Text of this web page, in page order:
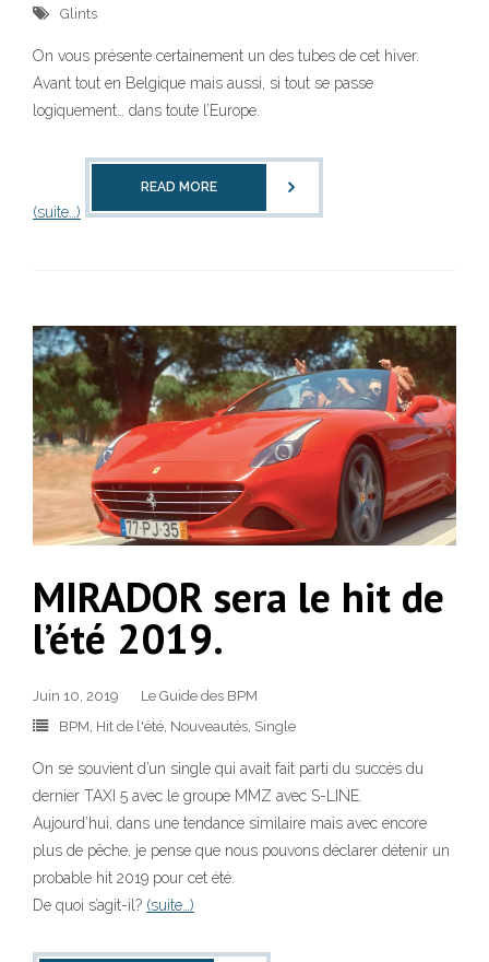
Glints
On vous présente certainement un des tubes de cet hiver.
Avant tout en Belgique mais aussi, si tout se passe
logiquement… dans toute l’Europe.
(suite…)
READ MORE
MIRADOR sera le hit de
l’été 2019.
Juin 10, 2019
Le Guide des BPM
BPM, Hit de l'été, Nouveautés, Single
On se souvient d’un single qui avait fait parti du succès du
dernier TAXI 5 avec le groupe MMZ avec S-LINE.
Aujourd’hui, dans une tendance similaire mais avec encore
plus de pêche, je pense que nous pouvons déclarer détenir un
probable hit 2019 pour cet été.
De quoi s’agit-il? (suite…)